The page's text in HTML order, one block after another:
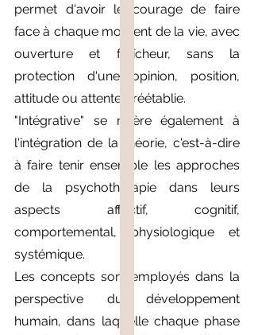
permet d'avoir le courage de faire
face à chaque moment de la vie, avec
ouverture et fraîcheur, sans la
protection d'une opinion, position,
attitude ou attente préétablie.
"Intégrative" se réfère également à
l'intégration de la théorie, c'est-à-dire
à faire tenir ensemble les approches
de la psychothérapie dans leurs
aspects affectif, cognitif,
comportemental, physiologique et
systémique.
Les concepts sont employés dans la
perspective du développement
humain, dans laquelle chaque phase